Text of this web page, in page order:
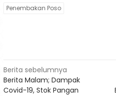
Penembakan Poso
Navigasi
pos
Berita sebelumnya
Berita Malam; Dampak
Covid-19, Stok Pangan